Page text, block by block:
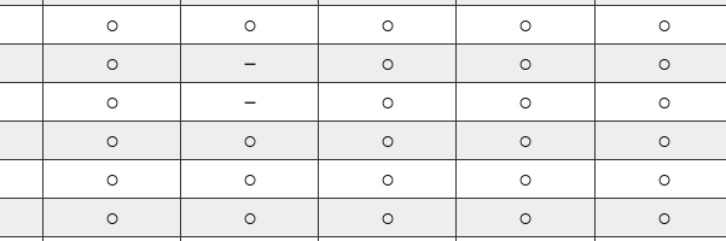
○ ○ ○ ○ ○
○ － ○ ○ ○
○ － ○ ○ ○
○ ○ ○ ○ ○
○ ○ ○ ○ ○
○ ○ ○ ○ ○